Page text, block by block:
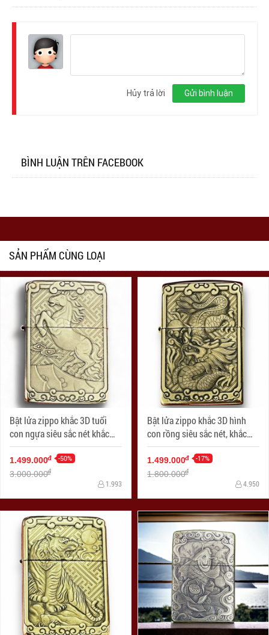
Gửi bình luận
Hủy trả lời
BÌNH LUẬN TRÊN FACEBOOK
SẢN PHẨM CÙNG LOẠI
Bật lửa zippo khắc 3D tuổi
con ngựa siêu sắc nét khắc
trên bản đồng
1.499.000đ -50%
3.000.000đ
1.993
Bật lửa zippo khắc 3D hình
con rồng siêu sắc nét, khắc
trên bản đồng trơn nguyên
khối
1.499.000đ -17%
1.800.000đ
4.950